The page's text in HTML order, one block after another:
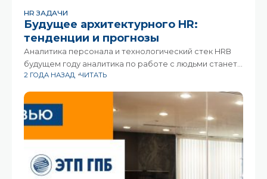
HR ЗАДАЧИ
Будущее архитектурного HR:
тенденции и прогнозы
Аналитика персонала и технологический стек HRВ
будущем году аналитика по работе с людьми станет
переломным моментом, позволяющим HR-службе
решений. ИИ и автоматизация изменяют HR-
процессы, от
2 ГОДА НАЗАД ЧИТАТЬ